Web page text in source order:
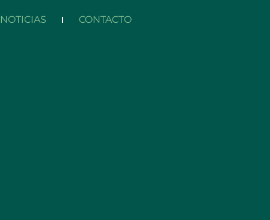
NOTICIAS CONTACTO